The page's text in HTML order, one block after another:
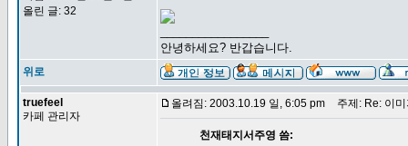
올린 글: 32
안녕하세요? 반갑습니다.
위로
truefeel
카페 관리자
올려짐: 2003.10.19 일, 6:05 pm 주제: Re: 이
천재태지서주영 씀: